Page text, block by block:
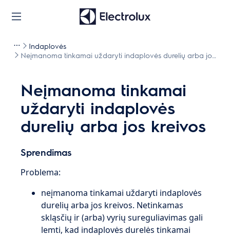
Indaplovės
Neįmanoma tinkamai uždaryti indaplovės durelių arba jos
Neįmanoma tinkamai
uždaryti indaplovės
durelių arba jos kreivos
Sprendimas
Problema:
neįmanoma tinkamai uždaryti indaplovės
durelių arba jos kreivos. Netinkamas
skląsčių ir (arba) vyrių sureguliavimas gali
lemti, kad indaplovės durelės tinkamai